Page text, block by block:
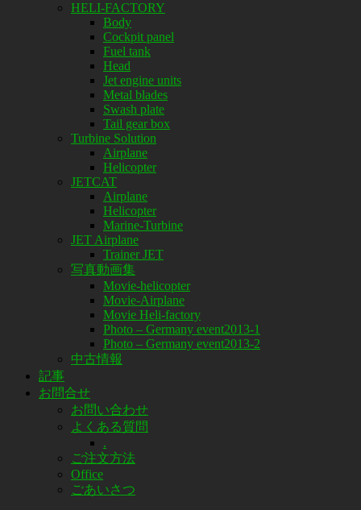
HELI-FACTORY
Body
Cockpit panel
Fuel tank
Head
Jet engine units
Metal blades
Swash plate
Tail gear box
Turbine Solution
Airplane
Helicopter
JETCAT
Airplane
Helicopter
Marine-Turbine
JET Airplane
Trainer JET
写真動画集
Movie-helicopter
Movie-Airplane
Movie Heli-factory
Photo – Germany event2013-1
Photo – Germany event2013-2
中古情報
記事
お問合せ
お問い合わせ
よくある質問
.
ご注文方法
Office
ごあいさつ